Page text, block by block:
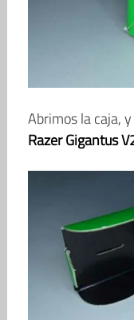
Abrimos la caja,
Razer Gigantus